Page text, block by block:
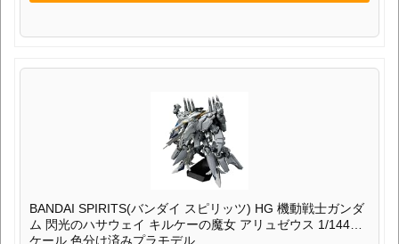
BANDAI SPIRITS(バンダイ スピリッツ) HG 機動戦士ガンダ
ム 閃光のハサウェイ キルケーの魔女 アリュゼウス 1/144ス
ケール 色分け済みプラモデル